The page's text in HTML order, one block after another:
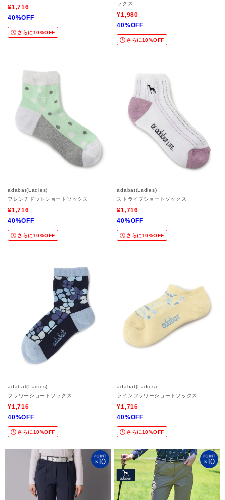
¥1,716
40%OFF
さらに10%OFF
ックス
¥1,980
40%OFF
さらに10%OFF
adabat(Ladies)
フレンチドットショートソックス
¥1,716
40%OFF
さらに10%OFF
adabat(Ladies)
ストライプショートソックス
¥1,716
40%OFF
さらに10%OFF
adabat(Ladies)
フラワーショートソックス
¥1,716
40%OFF
さらに10%OFF
adabat(Ladies)
ラインフラワーショートソックス
¥1,716
40%OFF
さらに10%OFF